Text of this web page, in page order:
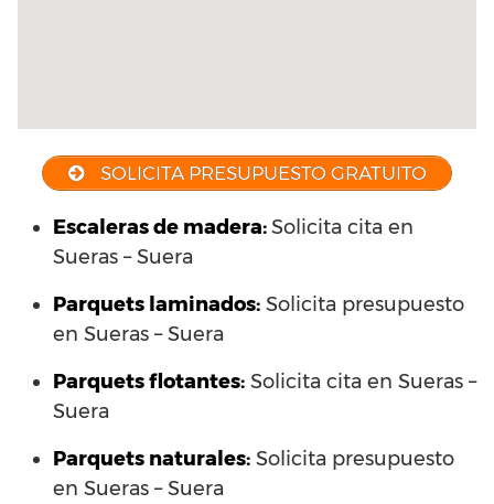
SOLICITA PRESUPUESTO GRATUITO
Escaleras de madera:Solicita cita en
Sueras – Suera
Parquets laminados: Solicita presupuesto
en Sueras – Suera
Parquets flotantes: Solicita cita en Sueras –
Suera
Parquets naturales: Solicita presupuesto
en Sueras – Suera